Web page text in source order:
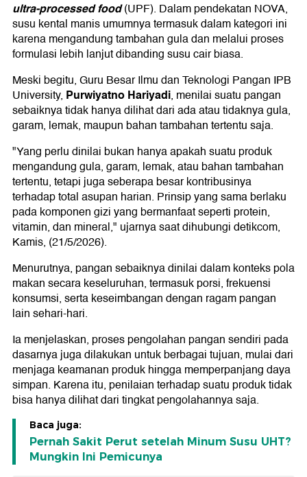
ultra-processed food(UPF). Dalam pendekatan NOVA,
susu kental manis umumnya termasuk dalam kategori ini
karena mengandung tambahan gula dan melalui proses
formulasi lebih lanjut dibanding susu cair biasa.
Meski begitu, Guru Besar Ilmu dan Teknologi Pangan IPB
University, Purwiyatno Hariyadi, menilai suatu pangan
sebaiknya tidak hanya dilihat dari ada atau tidaknya gula,
garam, lemak, maupun bahan tambahan tertentu saja.
"Yang perlu dinilai bukan hanya apakah suatu produk
mengandung gula, garam, lemak, atau bahan tambahan
tertentu, tetapi juga seberapa besar kontribusinya
terhadap total asupan harian. Prinsip yang sama berlaku
pada komponen gizi yang bermanfaat seperti protein,
vitamin, dan mineral," ujarnya saat dihubungi detikcom,
Kamis, (21/5/2026).
Menurutnya, pangan sebaiknya dinilai dalam konteks pola
makan secara keseluruhan, termasuk porsi, frekuensi
konsumsi, serta keseimbangan dengan ragam pangan
lain sehari-hari.
Ia menjelaskan, proses pengolahan pangan sendiri pada
dasarnya juga dilakukan untuk berbagai tujuan, mulai dari
menjaga keamanan produk hingga memperpanjang daya
simpan. Karena itu, penilaian terhadap suatu produk tidak
bisa hanya dilihat dari tingkat pengolahannya saja.
Baca juga:
Pernah Sakit Perut setelah Minum Susu UHT?
Mungkin Ini Pemicunya